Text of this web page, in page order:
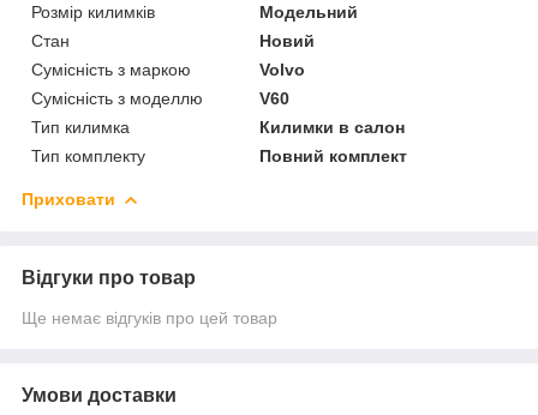
Розмір килимків
Модельний
Стан
Новий
Сумісність з маркою
Volvo
Сумісність з моделлю
V60
Тип килимка
Килимки в салон
Тип комплекту
Повний комплект
Приховати
Відгуки про товар
Ще немає відгуків про цей товар
Умови доставки